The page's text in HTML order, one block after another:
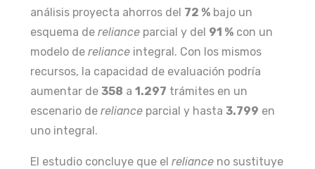
análisis proyecta ahorros del 72 %bajo un
esquema de relianceparcial y del 91 %con un
modelo de relianceintegral. Con los mismos
recursos, la capacidad de evaluación podría
aumentar de 358 a 1.297 trámites en un
escenario de relianceparcial y hasta 3.799 en
uno integral.
El estudio concluye que el relianceno sustituye